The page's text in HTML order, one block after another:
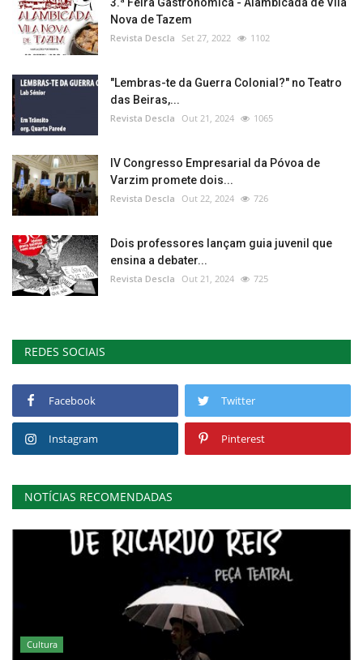
3.ª Feira Gastronómica - Alambicada de Vila
Nova de Tazem
Revista Descla Set 27, 2022 1102
"Lembras-te da Guerra Colonial?" no Teatro
das Beiras,...
Revista Descla Out 21, 2024 1065
IV Congresso Empresarial da Póvoa de
Varzim promete dois...
Revista Descla Out 22, 2024 726
Dois professores lançam guia juvenil que
ensina a debater...
Revista Descla Out 21, 2024 725
REDES SOCIAIS
Facebook Twitter
Instagram Pinterest
NOTÍCIAS RECOMENDADAS
Cultura